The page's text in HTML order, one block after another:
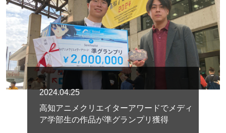
2024.04.25
高知アニメクリエイターアワードでメディ
ア学部生の作品が準グランプリ獲得